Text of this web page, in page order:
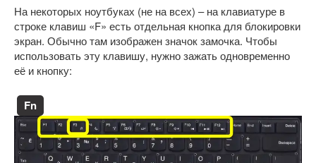
На некоторых ноутбуках (не на всех) – на клавиатуре в
строке клавиш «F» есть отдельная кнопка для блокировки
экран. Обычно там изображен значок замочка. Чтобы
использовать эту клавишу, нужно зажать одновременно
её и кнопку:
Fn